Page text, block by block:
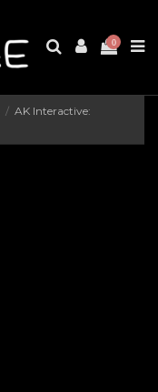
0
AK Interactive: